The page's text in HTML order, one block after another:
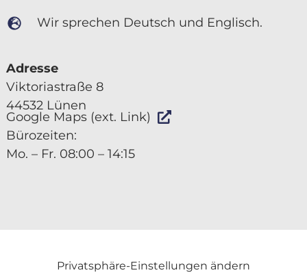
Wir sprechen Deutsch und Englisch.
Adresse
Viktoriastraße 8
44532 Lünen
Google Maps (ext. Link)
Bürozeiten:
Mo. – Fr. 08:00 – 14:15
Privatsphäre-Einstellungen ändern